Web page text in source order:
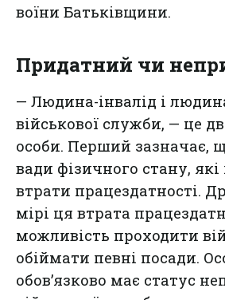
воїни Батьківщини.
Придатний чи
— Людина-інвалід і
військової служби, — це
особи. Перший зазначає,
вади фізичного стану,
втрати працездатності.
мірі ця втрата
можливість проходити
обіймати певні посади.
обов’язково має статус